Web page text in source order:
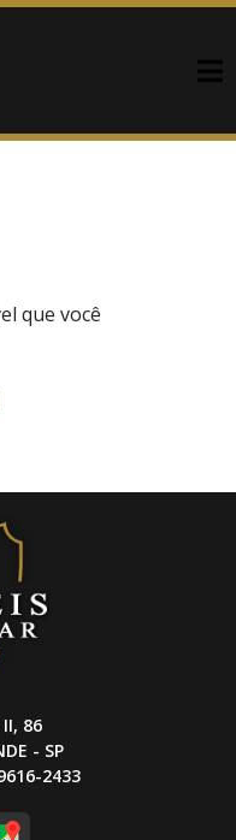
que você
II, 86
- SP
2433